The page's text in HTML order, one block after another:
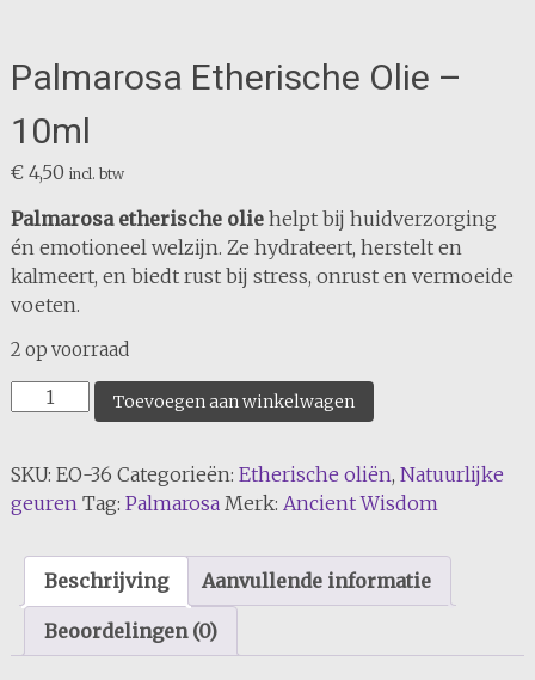
Palmarosa Etherische Olie –
10ml
€4,50 incl. btw
Palmarosa etherische oliehelpt bij huidverzorging
én emotioneel welzijn. Ze hydrateert, herstelt en
kalmeert, en biedt rust bij stress, onrust en vermoeide
voeten.
2 op voorraad
Palmarosa
Etherische
-
10ml
Toevoegen aan winkelwagen
SKU: EO-36 Categorieën: Etherische oliën, Natuurlijke
geuren Tag: Palmarosa Merk: Ancient Wisdom
Beschrijving Aanvullende informatie
Beoordelingen (0)